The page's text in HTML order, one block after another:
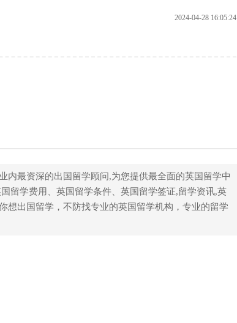
2024-04-28 16:05:24
内最资深的出国留学顾问,为您提供最全面的英国留学中
留学费用、英国留学条件、英国留学签证,留学资讯,英
想出国留学，不防找专业的英国留学机构，专业的留学